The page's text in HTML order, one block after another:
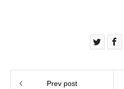
Prev post